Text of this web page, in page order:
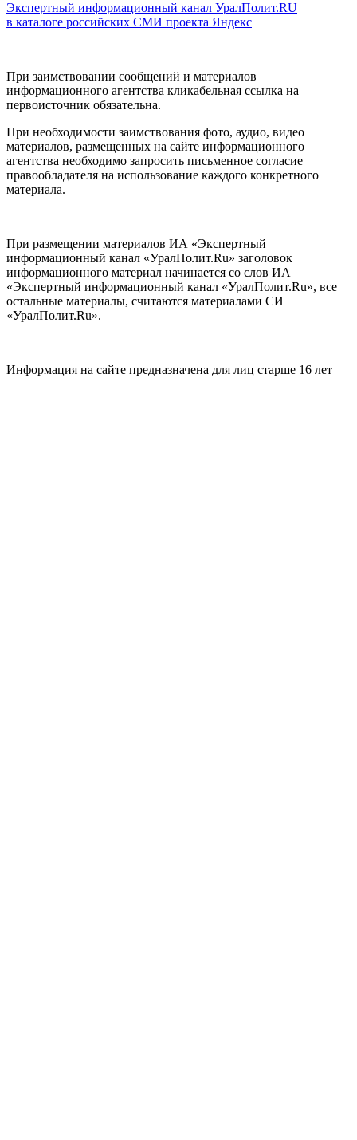
Экспертный информационный канал УралПолит.RU
в каталоге российских СМИ проекта Яндекс
При заимствовании сообщений и материалов
информационного агентства кликабельная ссылка на
первоисточник обязательна.
При необходимости заимствования фото, аудио, видео
материалов, размещенных на сайте информационного
агентства необходимо запросить письменное согласие
правообладателя на использование каждого конкретного
материала.
При размещении материалов ИА «Экспертный
информационный канал «УралПолит.Ru» заголовок
информационного материал начинается со слов ИА
«Экспертный информационный канал «УралПолит.Ru», все
остальные материалы, считаются материалами СИ
«УралПолит.Ru».
Информация на сайте предназначена для лиц старше 16 лет